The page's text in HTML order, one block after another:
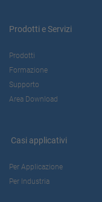
Prodotti e Servizi
Prodotti
Formazione
Supporto
Area Download
Casi applicativi
Per Applicazione
Per Industria